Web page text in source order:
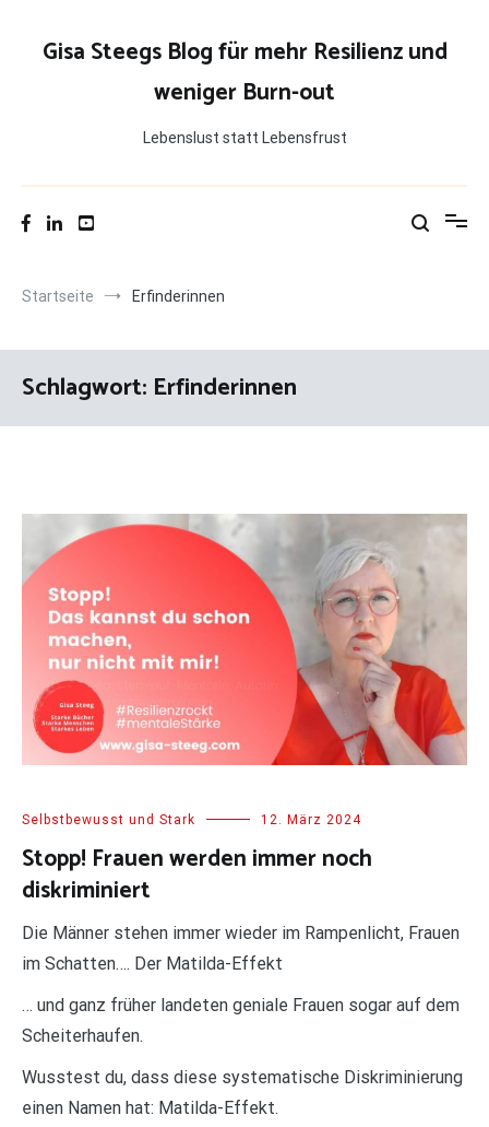
springenGisa Steegs Blog für mehr Resilienz und
weniger Burn-out
Lebenslust statt Lebensfrust
Startseite Erfinderinnen
Schlagwort: Erfinderinnen
Selbstbewusst und Stark 12. März 2024
Stopp! Frauen werden immer noch
diskriminiert
Die Männer stehen immer wieder im Rampenlicht, Frauen
im Schatten…. Der Matilda-Effekt
… und ganz früher landeten geniale Frauen sogar auf dem
Scheiterhaufen.
Wusstest du, dass diese systematische Diskriminierung
einen Namen hat: Matilda-Effekt.